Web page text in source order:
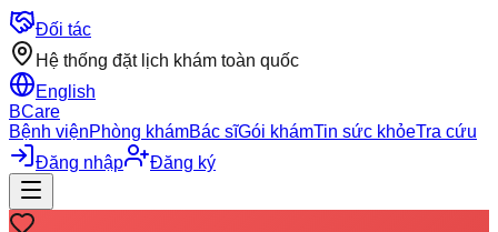
Đối tác
Hệ thống đặt lịch khám toàn quốc
English
BCare
Bệnh việnPhòng khámBác sĩGói khámTin sức khỏeTra cứu
Đăng nhập
Đăng ký